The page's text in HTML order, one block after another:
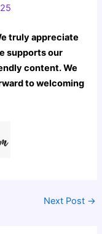
truly appreciate
supports our
content. We
to welcoming
Next Post →